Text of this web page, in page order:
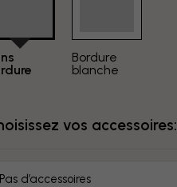
Bordure
blanche
vos accessoires:
Pas d’accessoires